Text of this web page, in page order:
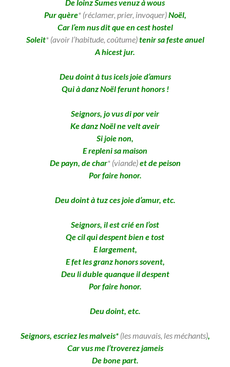
De loinz Sumes venuz à wous
Pur quère* (réclamer, prier, invoquer)Noël,
Car l’em nus dit que en cest hostel
Soleit* (avoir l’habitude, coûtume)tenir sa feste anuel
A hicest jur.
Deu doint à tus icels joie d’amurs
Qui à danz Noël ferunt honors !
Seignors, jo vus di por veir
Ke danz Noël ne velt aveir
Si joie non,
E repleni sa maison
De payn, de char* (viande)et de peison
Por faire honor.
Deu doint à tuz ces joie d’amur, etc.
Seignors, il est crié en l’ost
Qe cil qui despent bien e tost
E largement,
E fet les granz honors sovent,
Deu li duble quanque il despent
Por faire honor.
Deu doint, etc.
Seignors, escriez les malveis* (les mauvais, les méchants),
Car vus me l’troverez jameis
De bone part.